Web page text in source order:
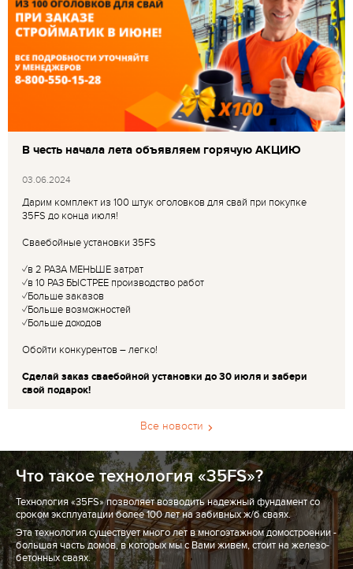
В честь начала лета объявляем горячую АКЦИЮ
03.06.2024
Дарим комплект из 100 штук оголовков для свай при покупке
35FS до конца июля!
Сваебойные установки 35FS
✓в 2 РАЗА МЕНЬШЕ затрат
✓в 10 РАЗ БЫСТРЕЕ производство работ
✓Больше заказов
✓Больше возможностей
✓Больше доходов
Обойти конкурентов – легко!
Сделай заказ сваебойной установки до 30 июля и забери
свой подарок!
Все новости
Что такое технология «35FS»?
Технология «35FS» позволяет возводить надежный фундамент со
сроком эксплуатации более 100 лет на забивных ж/б сваях.
Эта технология существует много лет в многоэтажном домостроении -
большая часть домов, в которых мы с Вами живем, стоит на железо-
бетонных сваях.